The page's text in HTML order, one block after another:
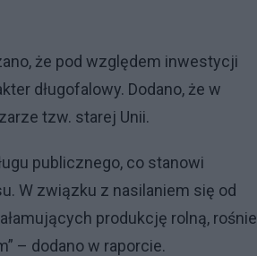
że pod względem inwestycji
długofalowy. Dodano, że w
tzw. starej Unii.
publicznego, co stanowi
W związku z nasilaniem się od
produkcję rolną, rośnie
– dodano w raporcie.